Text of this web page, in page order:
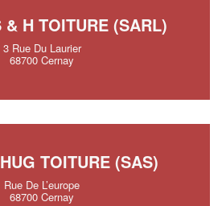
& H TOITURE (SARL)
3 Rue Du Laurier
68700 Cernay
TOITURE (SAS)
Rue De L’europe
68700 Cernay